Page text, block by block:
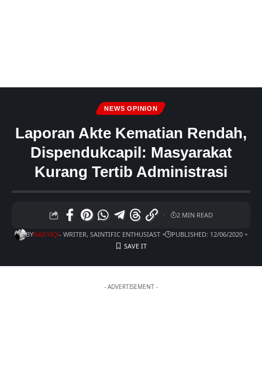
NEWS OPINION
Laporan Akte Kematian Rendah,
Dispendukcapil: Masyarakat
Kurang Tertib Administrasi
BYRASYIQI- WRITER, SAINTIFIC ENTHUSIAST PUBLISHED: 12/06/2020
2 MIN READ
- ADVERTISEMENT -